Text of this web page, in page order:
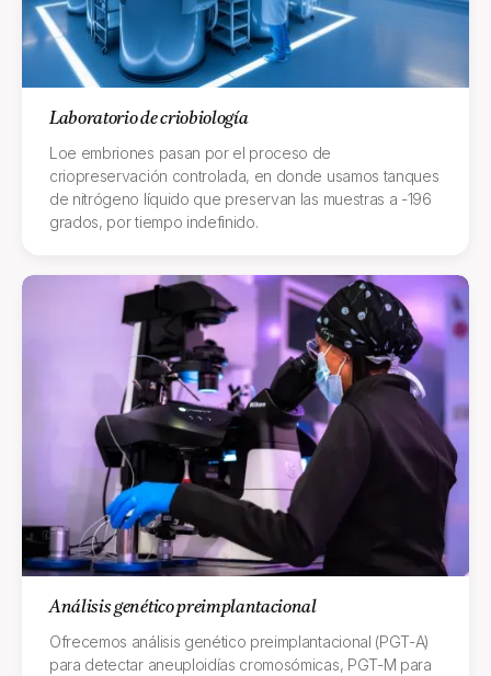
Laboratorio de criobiología
Loe embriones pasan por el proceso de
criopreservación controlada, en donde usamos tanques
de nitrógeno líquido que preservan las muestras a -196
grados, por tiempo indefinido.
Análisis genético preimplantacional
Ofrecemos análisis genético preimplantacional (PGT-A)
para detectar aneuploidías cromosómicas, PGT-M para